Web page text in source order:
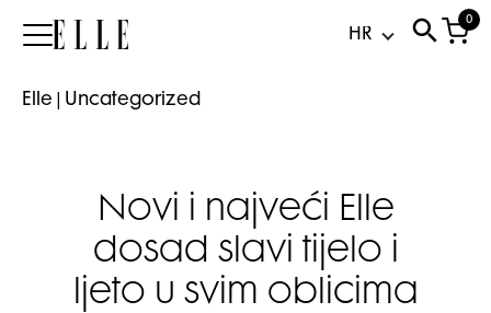
Elle
0
Elle Uncategorized
Novi i najveći Elle
dosad slavi tijelo i
ljeto u svim oblicima